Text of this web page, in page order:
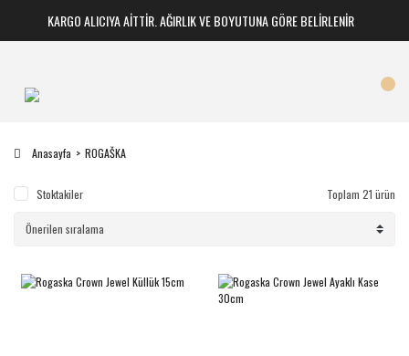
KARGO ALICIYA AİTTİR. AĞIRLIK VE BOYUTUNA GÖRE BELİRLENİR
Anasayfa ROGAŠKA
Stoktakiler Toplam 21 ürün